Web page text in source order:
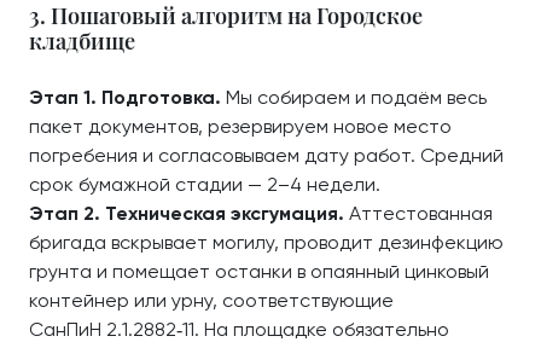
3. Пошаговый алгоритм на Городское
кладбище
Этап 1. Подготовка. Мы собираем и подаём весь
пакет документов, резервируем новое место
погребения и согласовываем дату работ. Средний
срок бумажной стадии — 2–4 недели.
Этап 2. Техническая эксгумация. Аттестованная
бригада вскрывает могилу, проводит дезинфекцию
грунта и помещает останки в опаянный цинковый
контейнер или урну, соответствующие
СанПиН 2.1.2882‑11. На площадке обязательно